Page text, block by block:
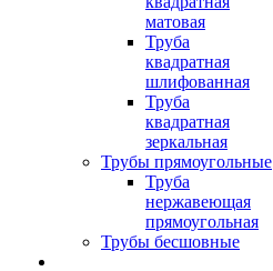
матовая
Труба
квадратная
шлифованная
Труба
квадратная
зеркальная
Трубы прямоугольные
Труба
нержавеющая
прямоугольная
Трубы бесшовные